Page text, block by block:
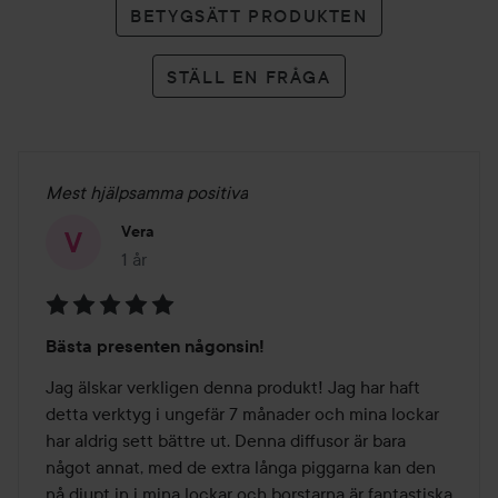
BETYGSÄTT PRODUKTEN
STÄLL EN FRÅGA
Mest hjälpsamma positiva
Vera
1 år
Inlägget skapades 1 år
5
av
5
Bästa presenten någonsin!
Jag älskar verkligen denna produkt! Jag har haft
detta verktyg i ungefär 7 månader och mina lockar
har aldrig sett bättre ut. Denna diffusor är bara
något annat, med de extra långa piggarna kan den
nå djupt in i mina lockar och borstarna är fantastiska